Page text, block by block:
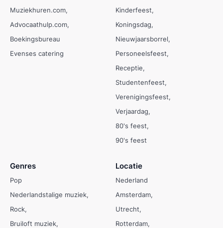
Muziekhuren.com
Advocaathulp.com
Boekingsbureau
Evenses catering
Kinderfeest
Koningsdag
Nieuwjaarsborrel
Personeelsfeest
Receptie
Studentenfeest
Verenigingsfeest
Verjaardag
80's feest
90's feest
Genres
Pop
Nederlandstalige muziek
Rock
Bruiloft muziek
Locatie
Nederland
Amsterdam
Utrecht
Rotterdam